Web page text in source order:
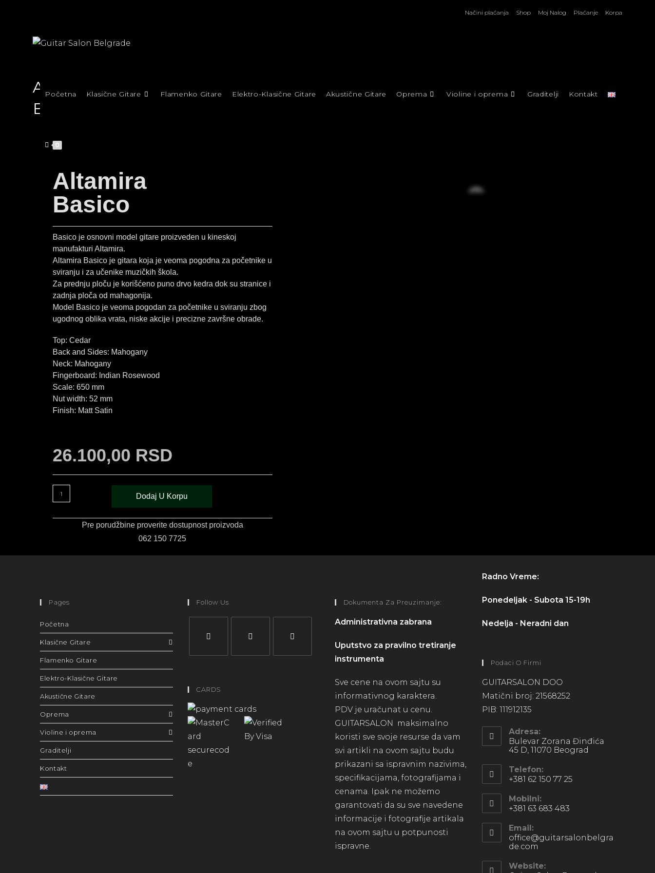
Načini plaćanja Shop Moj Nalog Plaćanje Korpa
Početna Klasične Gitare Flamenko Gitare Elektro-Klasične Gitare Akustične Gitare Oprema Violine i oprema Graditelji Kontakt
0
Altamira
Basico
Altamira
Basico
Basico je osnovni model gitare proizveden u kineskoj
manufakturi Altamira.
Altamira Basico je gitara koja je veoma pogodna za početnike u
sviranju i za učenike muzičkih škola.
Za prednju ploču je korišćeno puno drvo kedra dok su stranice i
zadnja ploča od mahagonija.
Model Basico je veoma pogodan za početnike u sviranju zbog
ugodnog oblika vrata, niske akcije i precizne završne obrade.
Top: Cedar
Back and Sides: Mahogany
Neck: Mahogany
Fingerboard: Indian Rosewood
Scale: 650 mm
Nut width: 52 mm
Finish: Matt Satin
26.100,00 RSD
Dodaj U Korpu
Pre porudžbine proverite dostupnost proizvoda
062 150 7725
Pages
Početna
Klasične Gitare
Flamenko Gitare
Elektro-Klasične Gitare
Akustične Gitare
Oprema
Violine i oprema
Graditelji
Kontakt
Follow Us
CARDS
Dokumenta Za Preuzimanje:
Administrativna zabrana
Uputstvo za pravilno tretiranje
instrumenta
Sve cene na ovom sajtu su
informativnog karaktera.
PDV je uračunat u cenu.
GUITARSALON maksimalno
koristi sve svoje resurse da vam
svi artikli na ovom sajtu budu
prikazani sa ispravnim nazivima,
specifikacijama, fotografijama i
cenama. Ipak ne možemo
garantovati da su sve navedene
informacije i fotografije artikala
na ovom sajtu u potpunosti
ispravne.
Radno Vreme:
Ponedeljak - Subota 15-19h
Nedelja - Neradni dan
Podaci O Firmi
GUITARSALON DOO
Matični broj: 21568252
PIB: 111912135
Adresa:
Bulevar Zorana Đinđića
45 D, 11070 Beograd
Telefon:
+381 62 150 77 25
Mobilni:
+381 63 683 483
Email:
office@guitarsalonbelgra
de.com
Website: